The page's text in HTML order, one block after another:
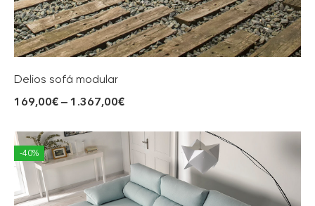
Delios sofá modular
169,00€– 1.367,00€
-40%